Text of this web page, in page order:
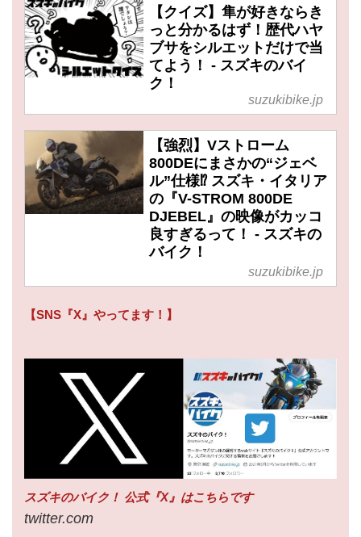
【クイズ】隼が好きならき
っと分かるはず！歴代ハヤ
ブサをシルエットだけで当
てよう！ - スズキのバイ
ク！
suzukibike.jp
【強烈】Vストローム
800DEにまさかの“ジェベ
ル”仕様⁉ スズキ・イタリア
の『V-STROM 800DE
DJEBEL』の映像がカッコ
良すぎるって！ - スズキの
バイク！
suzukibike.jp
【SNS『X』やってます！】
スズキのバイク！ 公式『X』はこちらです
twitter.com